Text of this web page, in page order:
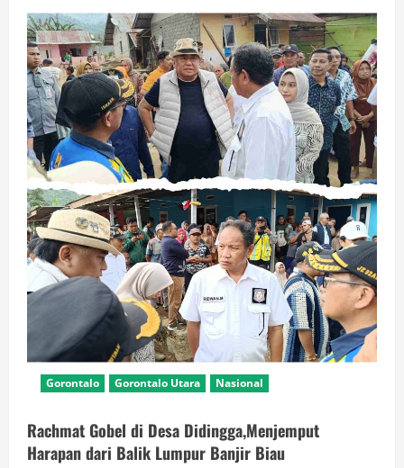
Tepat
Waktu:
Tenda
Raksasa
&
Panggung
Utama
Dikebut
Gorontalo Gorontalo Utara Nasional
Rachmat Gobel di Desa Didingga,Menjemput
Harapan dari Balik Lumpur Banjir Biau